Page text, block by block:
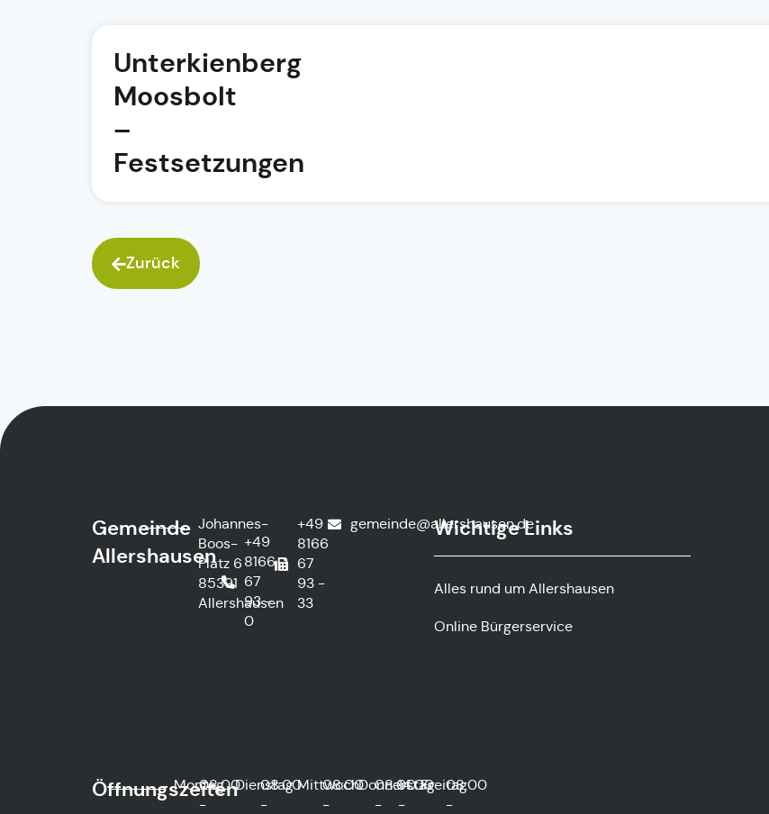
Unterkienberg
Moosbolt
–
Festsetzungen
Zurück
Gemeinde
Allershausen
Johannes-
Boos-
Platz 6
85391
Allershausen
+49
8166
67
93 -
0
+49
8166
67
93 -
33
gemeinde@allershausen.de
Wichtige Links
Alles rund um Allershausen
Online Bürgerservice
Öffnungszeiten
Montag
08:00
-
Dienstag
08:00
-
Mittwoch
08:00
-
Donnerstag
08:00
-
14:00
-
Freitag08:00
-